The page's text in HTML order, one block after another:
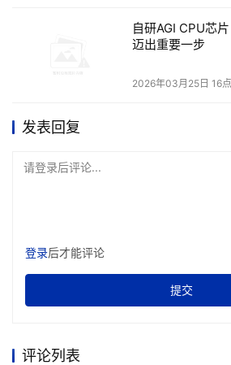
作和生活的方方面面。经过多年深
中国工程院院士、CCF会士、大会共
的资源规模越来越受限,在处理复杂
时面临巨大挑战;同时高性能计算应用
以及新兴应用的快速崛起,推动了新
迫在眉睫。在新一轮以多元化、融合
自研AGI CPU芯
迈出重要一步
2026年03月25日 16
发表回复
请登录后评论...
登录后才能评论
提交
评论列表